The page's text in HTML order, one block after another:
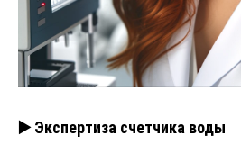
▶️ Экспертиза счетчика воды